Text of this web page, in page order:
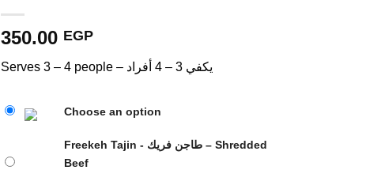
350.00 EGP
Serves 3 – 4 people – يكفي 3 – 4 أفراد
Choose an option
Freekeh Tajin - طاجن فريك – Shredded
Beef